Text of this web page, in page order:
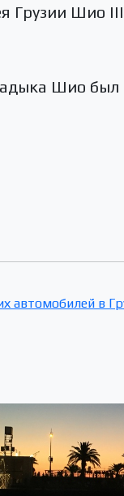
Грузии Шио
Шио был
автомобилей в